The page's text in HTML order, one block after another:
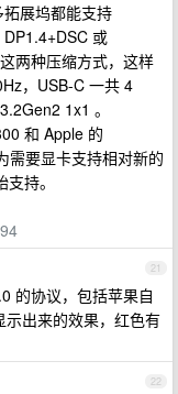
展坞都能支持
或
两种压缩方式，这样
，USB-C 一共 4
1x1 。
和 Apple 的
需要显卡支持相对新的
持。
21
的协议，包括苹果自
出来的效果，红色有
22